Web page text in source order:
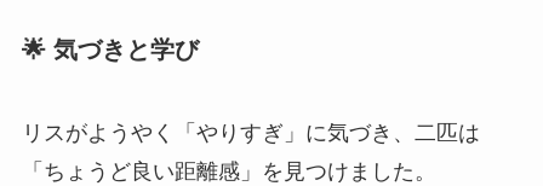
🌟 気づきと学び
リスがようやく「やりすぎ」に気づき、二匹は
「ちょうど良い距離感」を見つけました。